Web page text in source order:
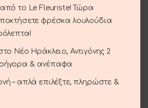
από το Le Fleuriste! Τώρα
φρέσκα λουλούδια
Νέο Ηράκλειο, Αντιγόνης 2
& ανέπαφα
– απλά επιλέξτε, πληρώστε &